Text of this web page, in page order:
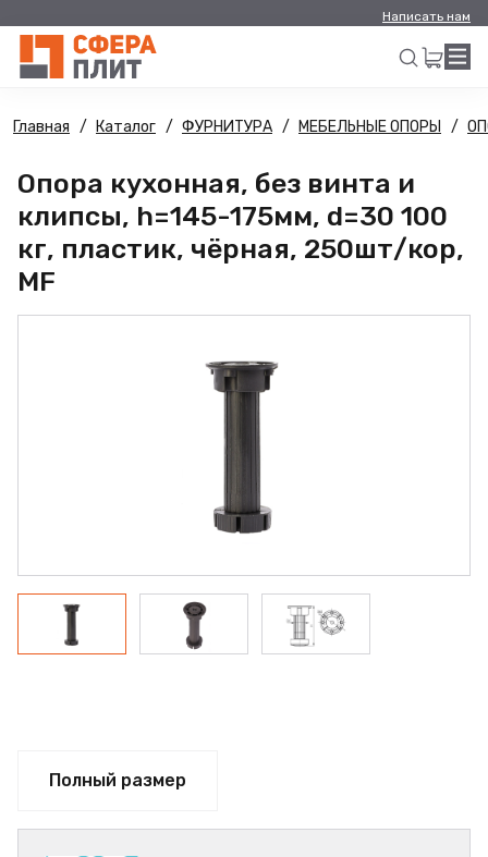
Написать нам
Искать
Главная Каталог ФУРНИТУРА МЕБЕЛЬНЫЕ ОПОРЫ
Опора кухонная, без винта и
клипсы, h=145-175мм, d=30 100
кг, пластик, чёрная, 250шт/кор,
MF
Полный размер